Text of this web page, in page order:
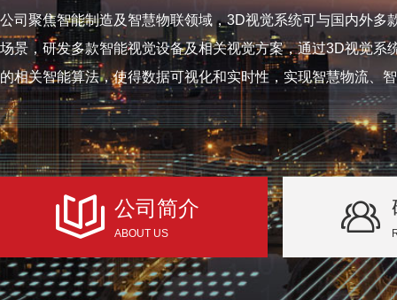
公司聚焦智能制造及智慧物联领域，3D视觉系统可与国内外
场景，研发多款智能视觉设备及相关视觉方案，通过3D视觉
的相关智能算法，使得数据可视化和实时性，实现智慧物流、
公司简介
ABOUT US